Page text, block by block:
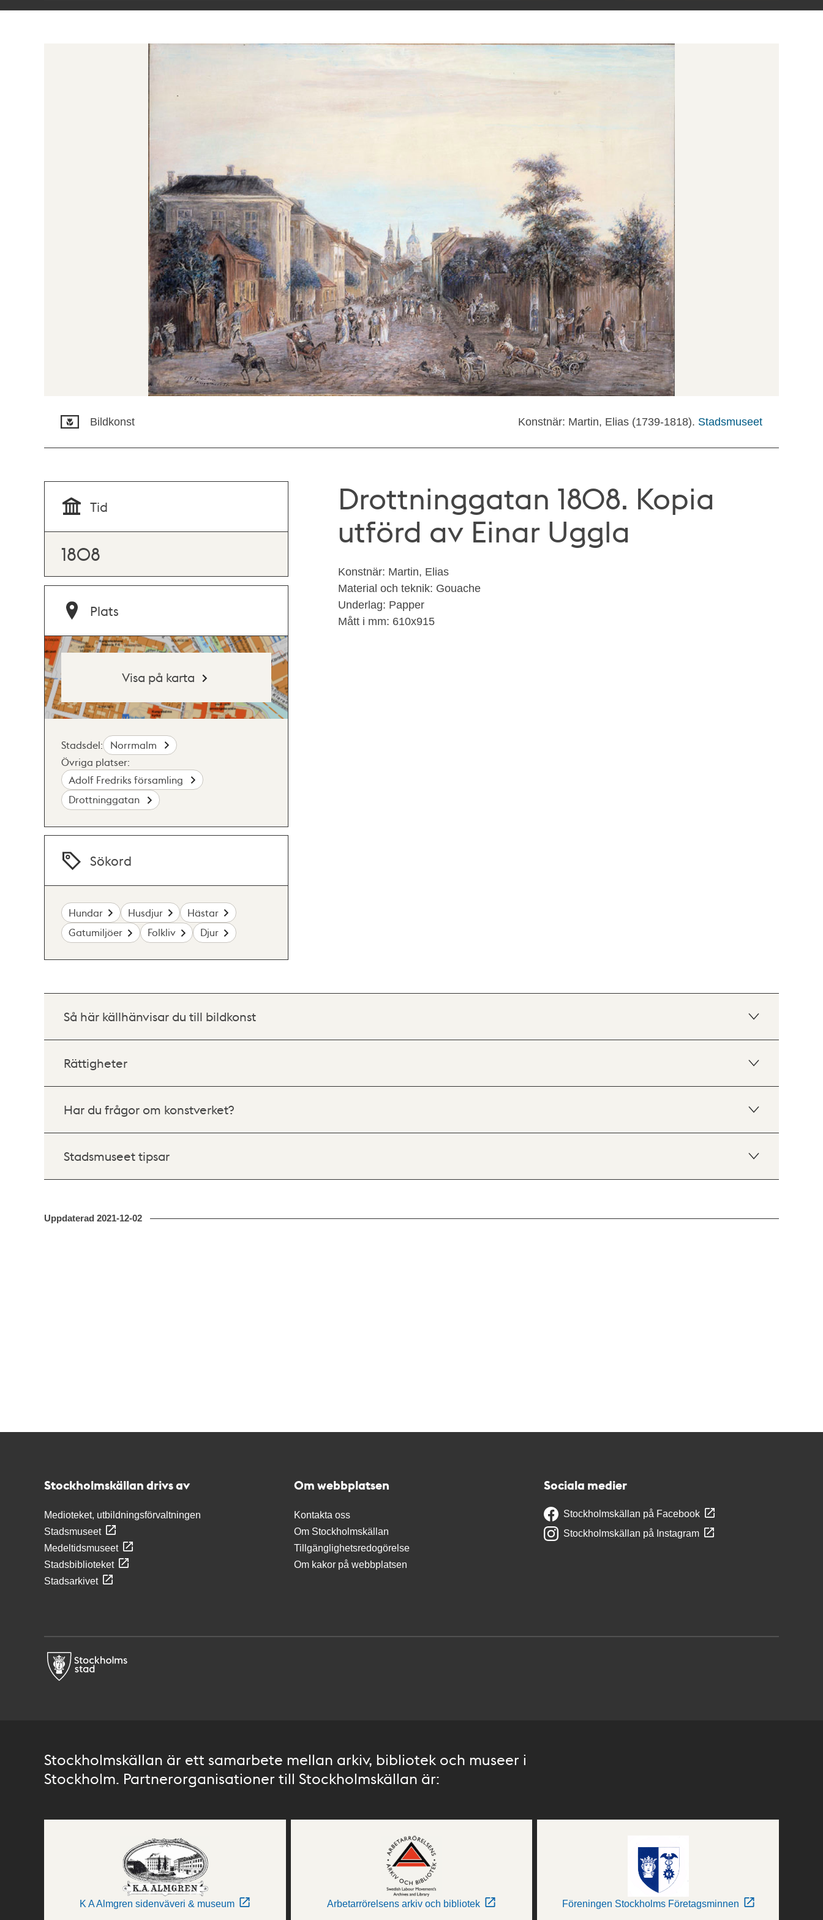
Bildkonst Konstnär: Martin, Elias (1739-1818). Stadsmuseet
Drottninggatan 1808. Kopia
utförd av Einar Uggla
Konstnär: Martin, Elias
Material och teknik: Gouache
Underlag: Papper
Mått i mm: 610x915
Tid
1808
Plats
Visa på karta
Stadsdel:
Norrmalm
Övriga platser:
Adolf Fredriks församling
Drottninggatan
Sökord
Hundar Husdjur
Hästar
Gatumiljöer
Folkliv Djur
Så här källhänvisar du till bildkonst
Rättigheter
Har du frågor om konstverket?
Stadsmuseet tipsar
Uppdaterad 2021-12-02
Stockholmskällan drivs av
Medioteket, utbildningsförvaltningen
Stadsmuseet
Medeltidsmuseet
Stadsbiblioteket
Stadsarkivet
Om webbplatsen
Kontakta oss
Om Stockholmskällan
Tillgänglighetsredogörelse
Om kakor på webbplatsen
Sociala medier
Stockholmskällan på Facebook
Stockholmskällan på Instagram
Stockholmskällan är ett samarbete mellan arkiv, bibliotek och museer i
Stockholm. Partnerorganisationer till Stockholmskällan är:
K A Almgren sidenväveri & museum Arbetarrörelsens arkiv och bibliotek Föreningen Stockholms Företagsminnen